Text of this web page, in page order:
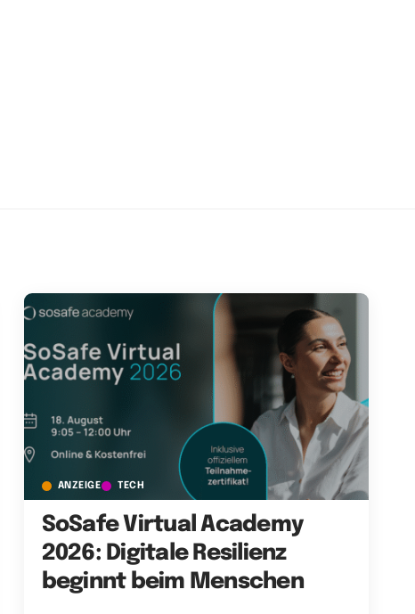
ANZEIGE TECH
SoSafe Virtual Academy
2026: Digitale Resilienz
beginnt beim Menschen